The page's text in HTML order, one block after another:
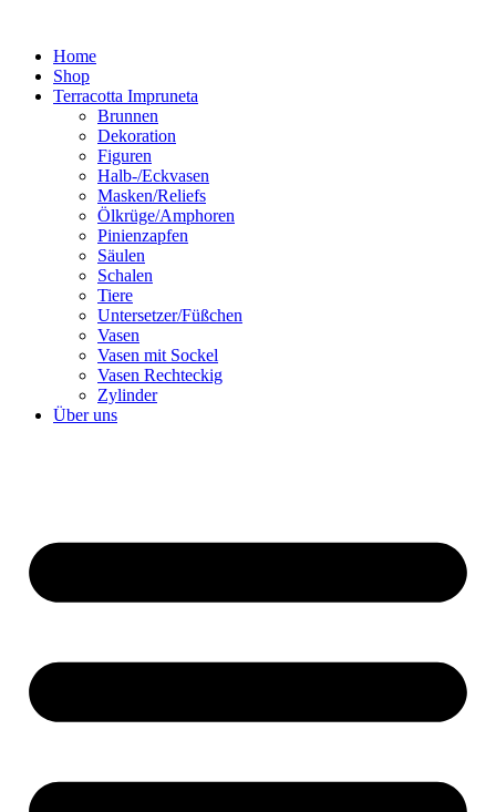
springenHome
Shop
Terracotta Impruneta
Brunnen
Dekoration
Figuren
Halb-/Eckvasen
Masken/Reliefs
Ölkrüge/Amphoren
Pinienzapfen
Säulen
Schalen
Tiere
Untersetzer/Füßchen
Vasen
Vasen mit Sockel
Vasen Rechteckig
Zylinder
Über uns